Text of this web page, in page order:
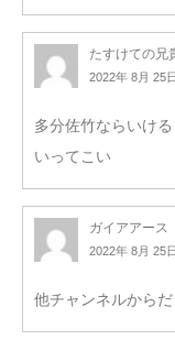
たすけての兄
2022年 8月 25日
多分佐竹ならいける
いってこい
ガイアアース
2022年 8月 25日
他チャンネルから